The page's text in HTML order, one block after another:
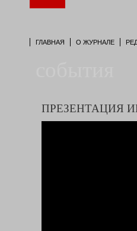
ГЛАВНАЯ О ЖУРНАЛЕ
ПРЕЗЕНТАЦИЯ